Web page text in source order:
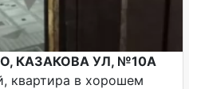
КАЗАКОВА УЛ, №10А
квартира в хорошем